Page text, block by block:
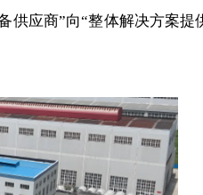
应商”向“整体解决方案提